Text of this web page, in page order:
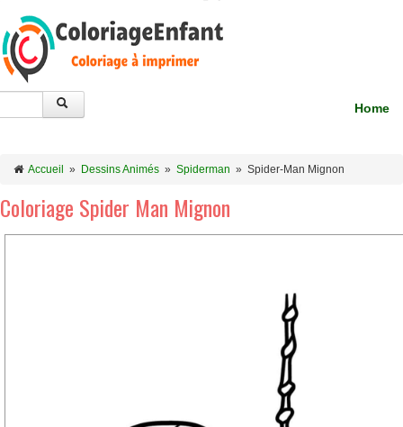
Home
Accueil » Dessins Animés » Spiderman » Spider-Man Mignon
Coloriage Spider Man Mignon